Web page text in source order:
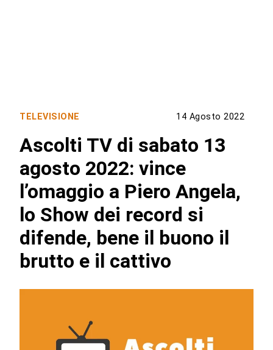
TELEVISIONE 14 Agosto 2022
Ascolti TV di sabato 13
agosto 2022: vince
l’omaggio a Piero Angela,
lo Show dei record si
difende, bene il buono il
brutto e il cattivo